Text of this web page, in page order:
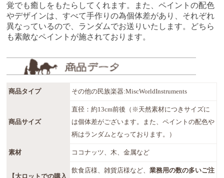
覚でも癒しをもたらしてくれます。また、ペイントの配色
やデザインは、すべて手作りの為個体差があり、それぞれ
異なっているので、ランダムでお送りいたします。どちら
も素敵なペイントが施されております。
商品タイプ その他の民族楽器:MiscWorldInstruments
商品サイズ
直径：約13cm前後（※天然素材につきサイズに
は個体差がございます。また、ペイントの配色や
柄はランダムとなっております。）
素材 ココナッツ、木、金属など
【大ロットでの購入
飲食店様、雑貨店様など、業務用の数の多いご注